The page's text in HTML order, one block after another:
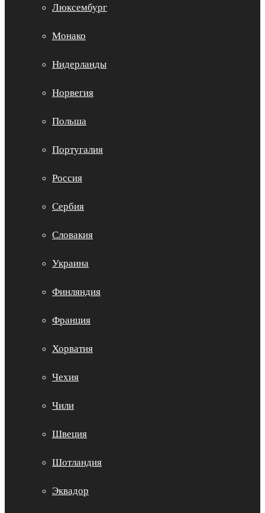
Люксембург
Монако
Нидерланды
Норвегия
Польша
Португалия
Россия
Сербия
Словакия
Украина
Финляндия
Франция
Хорватия
Чехия
Чили
Швеция
Шотландия
Эквадор